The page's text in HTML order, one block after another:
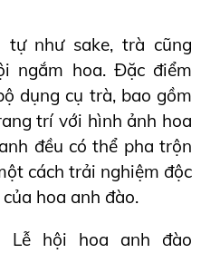
tự như sake, trà cũng
ngắm hoa. Đặc điểm
dụng cụ trà, bao gồm
trí với hình ảnh hoa
đều có thể pha trộn
cách trải nghiệm độc
hoa anh đào.
Lễ hội hoa anh đào